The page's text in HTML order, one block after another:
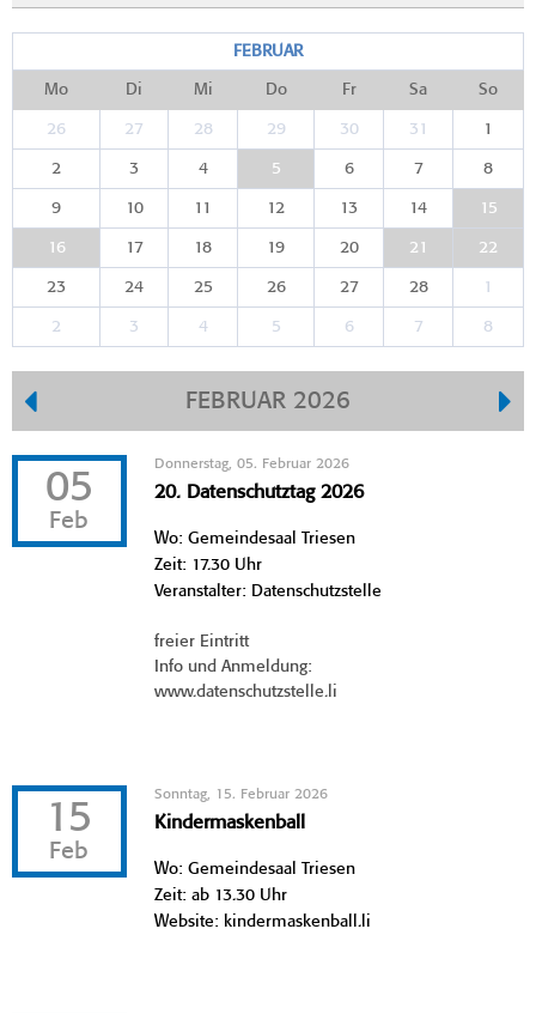
FEBRUAR
Mo Di Mi Do Fr Sa So
26 27 28 29 30 31 1
2 3 4 5 6 7 8
9 10 11 12 13 14 15
16 17 18 19 20 21 22
23 24 25 26 27 28 1
2 3 4 5 6 7 8
FEBRUAR 2026
05
Feb
Donnerstag, 05. Februar 2026
20. Datenschutztag 2026
Wo: Gemeindesaal Triesen
Zeit: 17.30 Uhr
Veranstalter: Datenschutzstelle
freier Eintritt
Info und Anmeldung:
www.datenschutzstelle.li
15
Feb
Sonntag, 15. Februar 2026
Kindermaskenball
Wo: Gemeindesaal Triesen
Zeit: ab 13.30 Uhr
Website: kindermaskenball.li